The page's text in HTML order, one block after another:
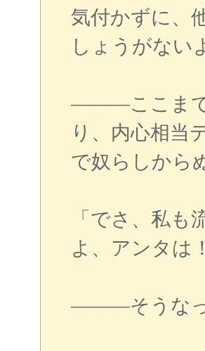
気付かずに、
しょうがない
―――ここまで
り、内心相当
で奴らしから
「でさ、私
よ、アンタは
―――そうなっ